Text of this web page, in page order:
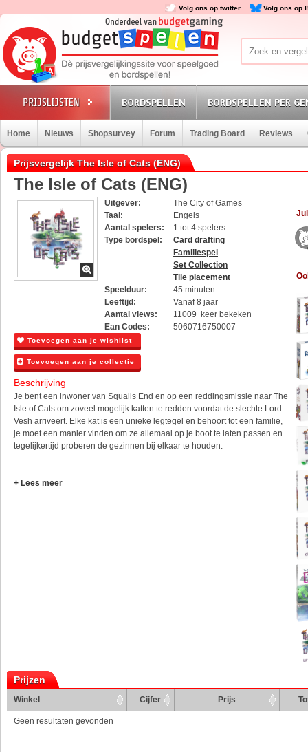
Volg ons op twitter Volg ons op
BORDSPELLEN BORDSPELLEN PER
Home Nieuws Shopsurvey Forum Trading Board Reviews
Prijsvergelijk The Isle of Cats (ENG)
The Isle of Cats (ENG)
Uitgever:
The City of Games
Taal:
Engels
Aantal spelers:
1 tot 4 spelers
Type bordspel:
Card drafting
Familiespel
Set Collection
Tile placement
Speelduur:
45 minuten
Leeftijd:
Vanaf 8 jaar
Aantal views:
11009 keer bekeken
Ean Codes:
5060716750007
Toevoegen aan je wishlist
Toevoegen aan je collectie
Beschrijving
Je bent een inwoner van Squalls End en op een reddingsmissie naar The
Isle of Cats om zoveel mogelijk katten te redden voordat de slechte Lord
Vesh arriveert. Elke kat is een unieke legtegel en behoort tot een familie,
je moet een manier vinden om ze allemaal op je boot te laten passen en
tegelijkertijd proberen de gezinnen bij elkaar te houden.
...
+ Lees meer
Prijzen
Winkel Cijfer Prijs
Geen resultaten gevonden